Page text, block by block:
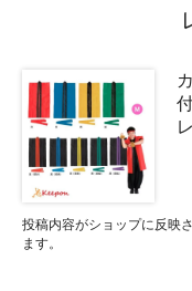
投稿内容がショップに反映
ます。